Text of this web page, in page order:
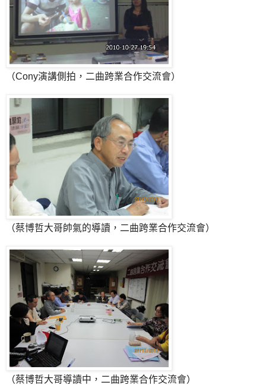
（Cony演講側拍，二曲跨業合作交流會）
（蔡博哲大哥帥氣的導讀，二曲跨業合作交流會）
（蔡博哲大哥導讀中，二曲跨業合作交流會）